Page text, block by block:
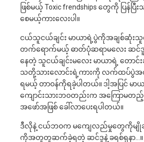
ဖြစ်မယ့် Toxic frendships တွေကို ပြန်ပ
စေမယ့်ကားလေးပါ။
ငယ်သူငယ်ချင်း မာယာရဲ့ပွဲကိုအချစ်ဆုံးသူ
တက်ရောက်မယ့် ဓာတ်ပုံဆရာမလေး ဆင်ဒူ
နေတဲ့ သူငယ်ချင်းမလေး မာယာရဲ့ တောင်
သတို့သားလောင်းရဲ့ကားကို လက်ထပ်ပွဲအထိ
ရမယ့် တာ၀န်ကိုရခဲ့ပါတယ်။ ဒါ့အပြင် မာ
ကျောင်းသားဘ၀တည်းက အကြောမတည့်
အဖော်အဖြစ် ခေါ်လာပေးရပါတယ်။
ဒီလိုနဲ့ ငယ်ဘ၀က မကျေလည်မှုတွေကိုမျိုခ
ကိုအတူတူဆက်ခဲ့ရတဲ့ ဆင်ဒူနဲ့ ခရစ်ရှနာ…။